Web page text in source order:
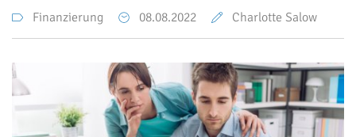
Finanzierung 08.08.2022 Charlotte Salow